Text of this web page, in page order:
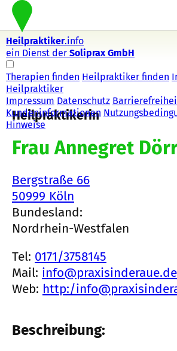
Heilpraktiker.info
ein Dienst der Soliprax GmbH
Therapien finden Heilpraktiker finden
Heilpraktiker
Impressum Datenschutz
Kundeninformationen
Hinweise
Heilpraktikerin
Frau Annegret
Bergstraße 66
50999 Köln
Bundesland:
Nordrhein-Westfalen
Tel: 0171/3758145
Mail: info@praxisinderaue.de
Web: http:/
Beschreibung: